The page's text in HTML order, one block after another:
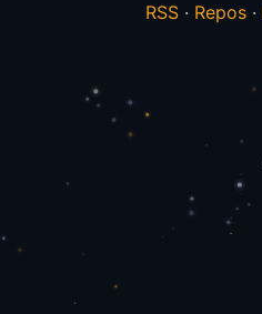
RSS· Repos·